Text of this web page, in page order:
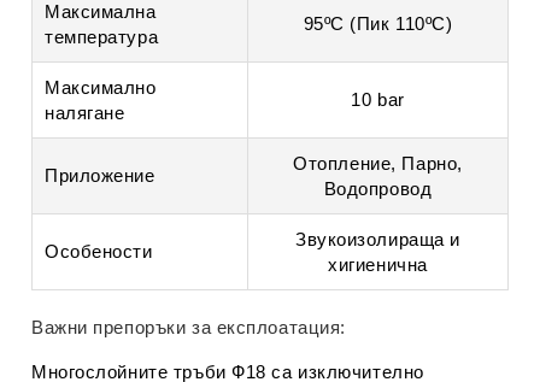
Максимална
температура
95ºС (Пик 110ºС)
Максимално
налягане
10 bar
Приложение
Отопление, Парно,
Водопровод
Особености
Звукоизолираща и
хигиенична
Важни препоръки за експлоатация:
Многослойните тръби Ф18 са изключително